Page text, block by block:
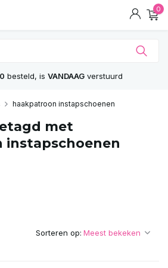
0
besteld, is VANDAAGverstuurd
haakpatroon instapschoenen
met
instapschoenen
Sorteren op: